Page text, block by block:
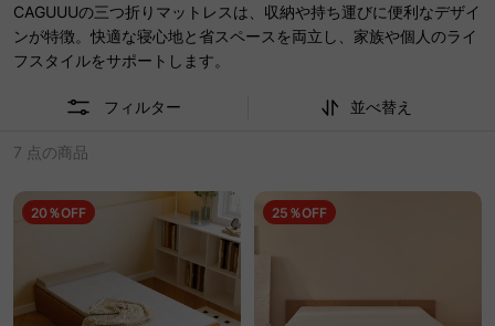
CAGUUUの三つ折りマットレスは、収納や持ち運びに便利なデザイ
ンが特徴。快適な寝心地と省スペースを両立し、家族や個人のライ
フスタイルをサポートします。
フィルター 並べ替え
7 点の商品
20％OFF 25％OFF